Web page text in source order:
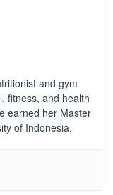
and gym
fitness, and health
earned her Master
of Indonesia.